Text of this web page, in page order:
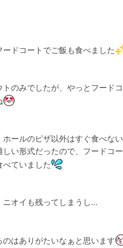
ドコートでご飯も食べました
のみでしたが、やっとフードコ
ールのピザ以外はすぐ食べない
い形式だったので、フードコー
べていました
オイも残ってしまうし…
はありがたいなぁと思います